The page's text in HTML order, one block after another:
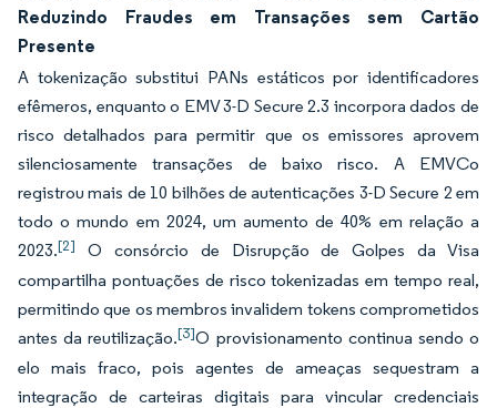
Reduzindo Fraudes em Transações sem Cartão
Presente
A tokenização substitui PANs estáticos por identificadores
efêmeros, enquanto o EMV 3-D Secure 2.3 incorpora dados de
risco detalhados para permitir que os emissores aprovem
silenciosamente transações de baixo risco. A EMVCo
registrou mais de 10 bilhões de autenticações 3-D Secure 2 em
todo o mundo em 2024, um aumento de 40% em relação a
2023.[2]
O consórcio de Disrupção de Golpes da Visa
compartilha pontuações de risco tokenizadas em tempo real,
permitindo que os membros invalidem tokens comprometidos
antes da reutilização.[3]O provisionamento continua sendo o
elo mais fraco, pois agentes de ameaças sequestram a
integração de carteiras digitais para vincular credenciais